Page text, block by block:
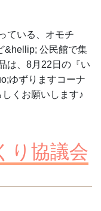
ている、オモチ
&hellip; 公民館で集
は、8月22日の『い
ゆずりますコーナ
くお願いします♪
り協議会